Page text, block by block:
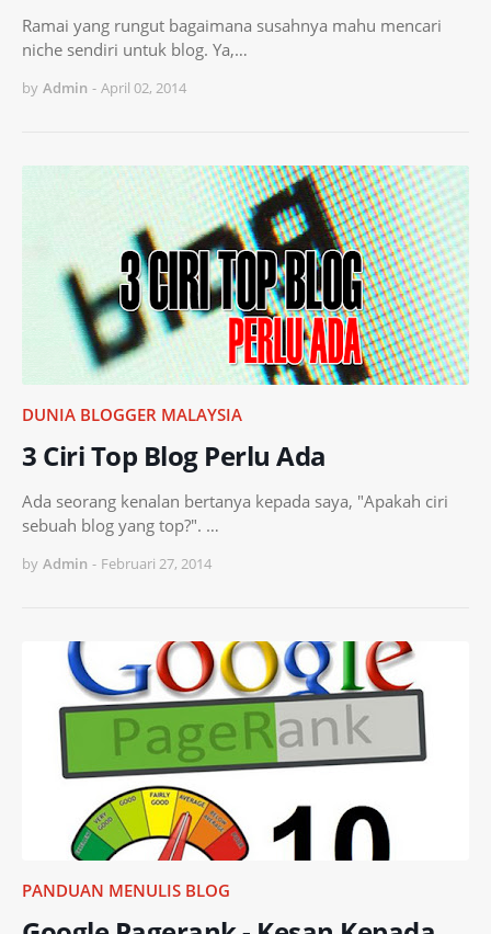
Ramai yang rungut bagaimana susahnya mahu mencari
niche sendiri untuk blog. Ya,…
by Admin - April 02, 2014
DUNIA BLOGGER MALAYSIA
3 Ciri Top Blog Perlu Ada
Ada seorang kenalan bertanya kepada saya, "Apakah ciri
sebuah blog yang top?". …
by Admin - Februari 27, 2014
PANDUAN MENULIS BLOG